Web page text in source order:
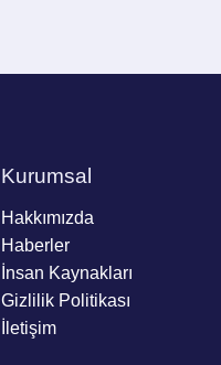
Kurumsal
Hakkımızda
Haberler
İnsan Kaynakları
Gizlilik Politikası
İletişim